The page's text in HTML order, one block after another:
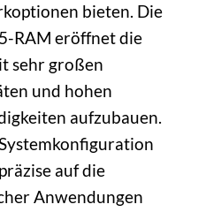
bieten. Die
RAM eröffnet die
sehr großen
und hohen
aufzubauen.
auf die
Anwendungen